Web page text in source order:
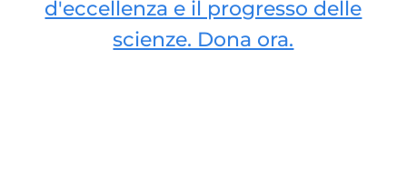
d'eccellenza e il progresso delle
scienze. Dona ora.